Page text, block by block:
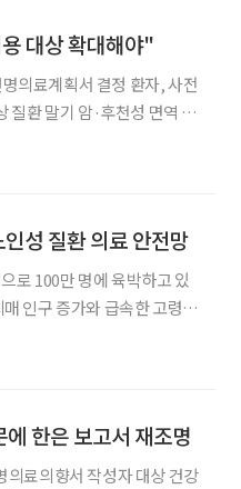
대상 확대해야"
의료계획서 결정 환자, 사전
질환 말기 암·후천성 면역 결
성 질환 의료 안전망
로 100만 명에 육박하고 있
인구 증가와 급속한 고령화
한은 보고서 재조명
의료의향서 작성자 대상 건강